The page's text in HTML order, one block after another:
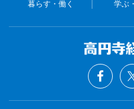
暮らす・働く 学ぶ